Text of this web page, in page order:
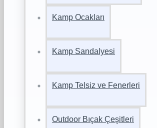
Kamp Ocakları
Kamp Sandalyesi
Kamp Telsiz ve Fenerleri
Outdoor Bıçak Çeşitleri